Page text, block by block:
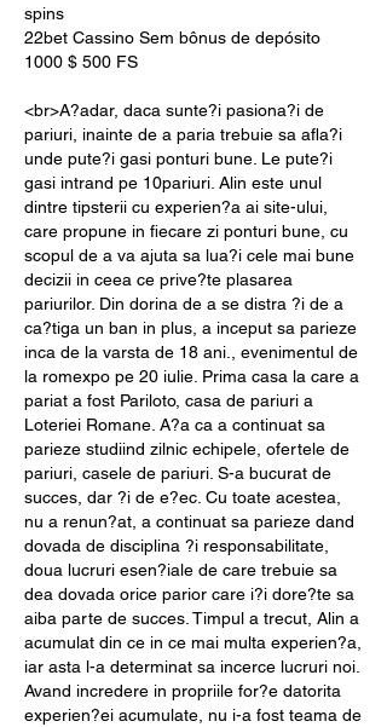
spins
22bet Cassino Sem bônus de depósito
1000 $ 500 FS
<br>A?adar, daca sunte?i pasiona?i de
pariuri, inainte de a paria trebuie sa afla?i
unde pute?i gasi ponturi bune. Le pute?i
gasi intrand pe 10pariuri. Alin este unul
dintre tipsterii cu experien?a ai site-ului,
care propune in fiecare zi ponturi bune, cu
scopul de a va ajuta sa lua?i cele mai bune
decizii in ceea ce prive?te plasarea
pariurilor. Din dorina de a se distra ?i de a
ca?tiga un ban in plus, a inceput sa parieze
inca de la varsta de 18 ani., evenimentul de
la romexpo pe 20 iulie. Prima casa la care a
pariat a fost Pariloto, casa de pariuri a
Loteriei Romane. A?a ca a continuat sa
parieze studiind zilnic echipele, ofertele de
pariuri, casele de pariuri. S-a bucurat de
succes, dar ?i de e?ec. Cu toate acestea,
nu a renun?at, a continuat sa parieze dand
dovada de disciplina ?i responsabilitate,
doua lucruri esen?iale de care trebuie sa
dea dovada orice parior care i?i dore?te sa
aiba parte de succes. Timpul a trecut, Alin a
acumulat din ce in ce mai multa experien?a,
iar asta l-a determinat sa incerce lucruri noi.
Avand incredere in propriile for?e datorita
experien?ei acumulate, nu i-a fost teama de